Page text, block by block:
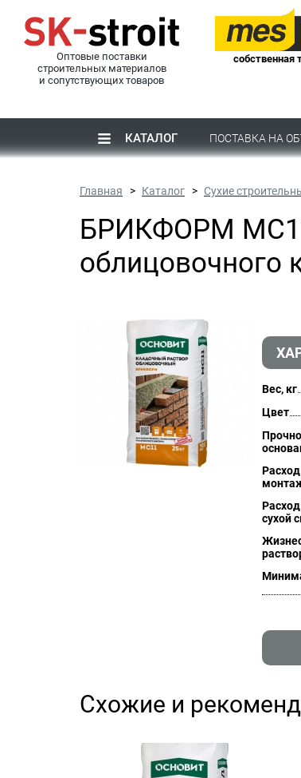
Оптовые поставки
строительных материалов
и сопутствующих товаров
собственная
КАТАЛОГ ПОСТАВКА НА
Главная Каталог Сухие
БРИКФОРМ
Вес, кг
Цвет
сухой
Схожие и